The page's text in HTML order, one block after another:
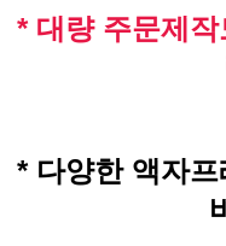
* 대량 주문제
* 다양한 액자